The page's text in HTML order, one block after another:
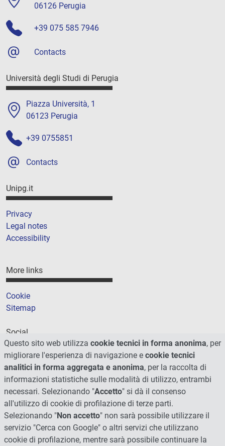
06126 Perugia
+39 075 585 7946
Contacts
Università degli Studi di Perugia
Piazza Università, 1
06123 Perugia
+39 0755851
Contacts
Unipg.it
Privacy
Legal notes
Accessibility
More links
Cookie
Sitemap
Social
Questo sito web utilizza cookie tecnici in forma anonima, per
migliorare l'esperienza di navigazione e cookie tecnici
analitici in forma aggregata e anonima, per la raccolta di
informazioni statistiche sulle modalità di utilizzo, entrambi
necessari. Selezionando "Accetto" si dà il consenso
all'utilizzo di cookie di profilazione di terze parti.
Selezionando "Non accetto" non sarà possibile utilizzare il
servizio "Cerca con Google" o altri servizi che utilizzano
cookie di profilazione, mentre sarà possibile continuare la